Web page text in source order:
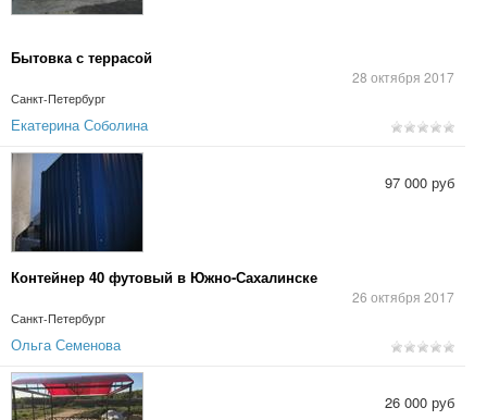
Бытовка с террасой
28 октября 2017
Санкт-Петербург
Екатерина Соболина
Контейнер 40 футовый в Южно-Сахалинске
26 октября 2017
Санкт-Петербург
97 000 руб
Ольга Семенова
26 000 руб